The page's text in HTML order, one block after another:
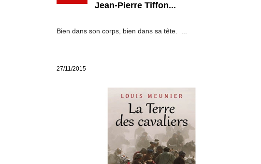
Jean-Pierre Tiffon...
Bien dans son corps, bien dans sa tête. ...
27/11/2015